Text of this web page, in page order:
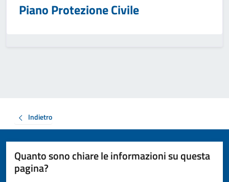
Piano Protezione Civile
Indietro
Quanto sono chiare le informazioni su questa
pagina?